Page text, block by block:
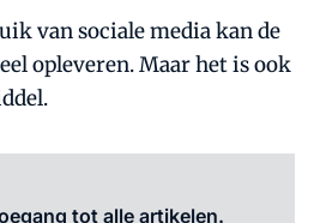
van sociale media kan de
opleveren. Maar het is ook
tot alle artikelen.